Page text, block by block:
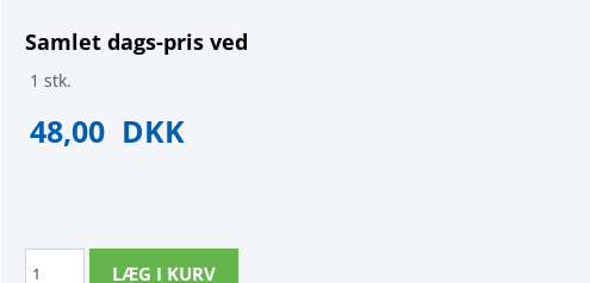
Samlet dags-pris ved
1 stk.
48,00 DKK